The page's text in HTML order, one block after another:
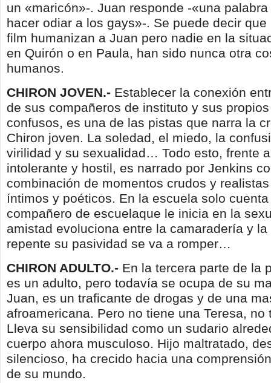
un «maricón»-. Juan responde -«una
hacer odiar a los gays»-. Se puede decir
film humanizan a Juan pero nadie en la
en Quirón o en Paula, han sido nunca otra
humanos.
CHIRON JOVEN.- Establecer la conexión
de sus compañeros de instituto y sus
confusos, es una de las pistas que narra la
Chiron joven. La soledad, el miedo, la
virilidad y su sexualidad… Todo esto, frente
intolerante y hostil, es narrado por Jenkins
combinación de momentos crudos y
íntimos y poéticos. En la escuela solo
compañero de escuelaque le inicia en la
amistad evoluciona entre la camaradería y la
repente su pasividad se va a romper…
CHIRON ADULTO.- En la tercera parte de la
es un adulto, pero todavía se ocupa de su
Juan, es un traficante de drogas y de una
afroamericana. Pero no tiene una Teresa, no
Lleva su sensibilidad como un sudario
cuerpo ahora musculoso. Hijo maltratado,
silencioso, ha crecido hacia una
de su mundo.